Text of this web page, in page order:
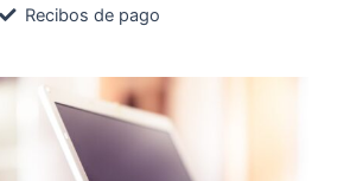
Recibos de pago